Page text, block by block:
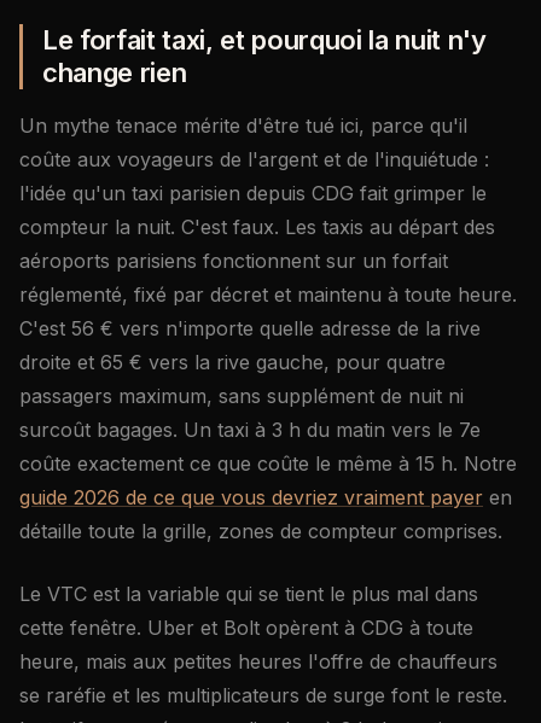
Le forfait taxi, et pourquoi la nuit n'y
change rien
Un mythe tenace mérite d'être tué ici, parce qu'il
coûte aux voyageurs de l'argent et de l'inquiétude :
l'idée qu'un taxi parisien depuis CDG fait grimper le
compteur la nuit. C'est faux. Les taxis au départ des
aéroports parisiens fonctionnent sur un forfait
réglementé, fixé par décret et maintenu à toute heure.
C'est 56 € vers n'importe quelle adresse de la rive
droite et 65 € vers la rive gauche, pour quatre
passagers maximum, sans supplément de nuit ni
surcoût bagages. Un taxi à 3 h du matin vers le 7e
coûte exactement ce que coûte le même à 15 h. Notre
guide 2026 de ce que vous devriez vraiment payer en
détaille toute la grille, zones de compteur comprises.
Le VTC est la variable qui se tient le plus mal dans
cette fenêtre. Uber et Bolt opèrent à CDG à toute
heure, mais aux petites heures l'offre de chauffeurs
se raréfie et les multiplicateurs de surge font le reste.